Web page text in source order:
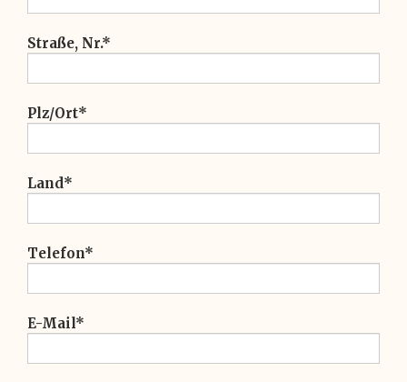
Straße, Nr.*
Plz/Ort*
Land*
Telefon*
E-Mail*